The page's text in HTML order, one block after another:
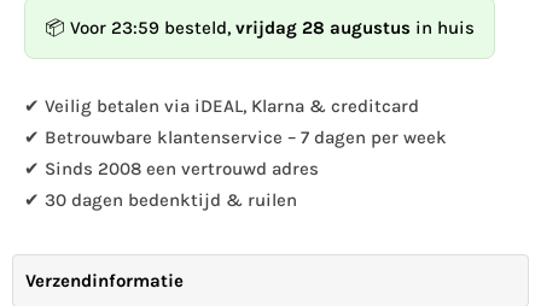
Steenuil
Steenuil
📦 Voor 23:59 besteld, vrijdag 28 augustus in huis
✔ Veilig betalen via iDEAL, Klarna & creditcard
✔ Betrouwbare klantenservice – 7 dagen per week
✔ Sinds 2008 een vertrouwd adres
✔ 30 dagen bedenktijd & ruilen
Verzendinformatie